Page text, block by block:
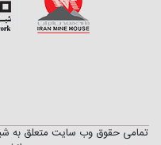
تمامی حقوق وب سایت متعلق به